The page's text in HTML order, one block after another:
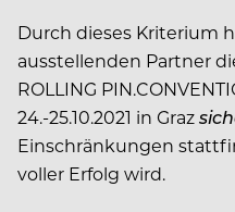
Durch dieses Kriterium
ausstellenden Partner
ROLLING
24.-25.10.2021 in Graz
Einschränkungen
voller Erfolg wird.